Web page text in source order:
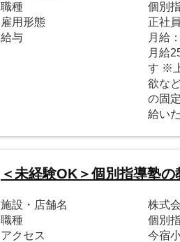
職種
個別
雇用形態
正社員
給与
月給
月給
す ※
欲な
の固
給い
＜未経験OK＞個別指導塾
施設・店舗名
株式
職種
個別
アクセス
今宿